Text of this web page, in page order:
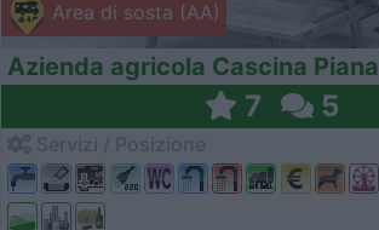
Area di sosta (AA)
Azienda agricola Cascina Piana
7 5